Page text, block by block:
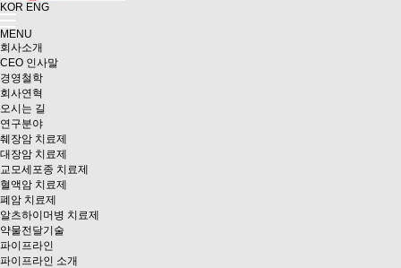
KOR ENG
MENU
회사소개
CEO 인사말
경영철학
회사연혁
오시는 길
연구분야
췌장암 치료제
대장암 치료제
교모세포종 치료제
혈액암 치료제
폐암 치료제
알츠하이머병 치료제
약물전달기술
파이프라인
파이프라인 소개